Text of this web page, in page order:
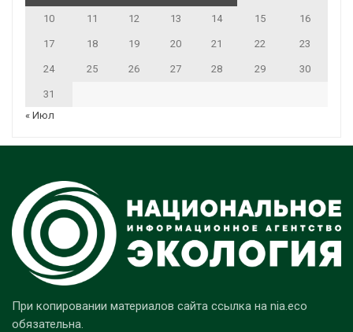
10 11 12 13 14 15 16
17 18 19 20 21 22 23
24 25 26 27 28 29 30
31
« Июл
При копировании материалов сайта ссылка на nia.eco
обязательна.